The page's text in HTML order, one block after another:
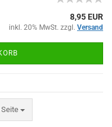
8,95 EUR
inkl. 20% MwSt. zzgl. Versand
Seite